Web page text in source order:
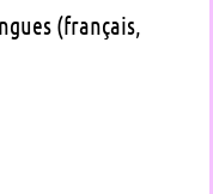
(français,